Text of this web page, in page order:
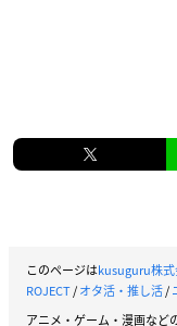
このページはkusuguru株
ROJECT/オタ活・推し活/
アニメ・ゲーム・漫画など